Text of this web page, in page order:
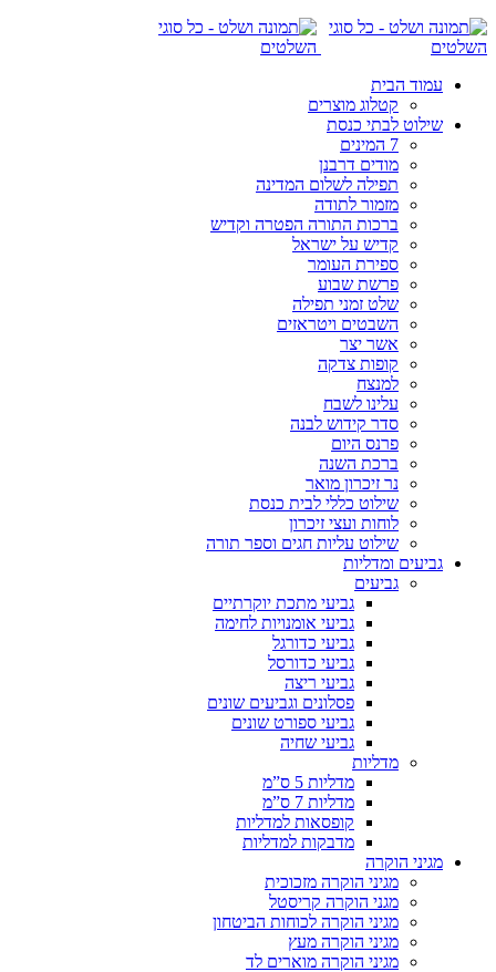
עמוד הבית
קטלוג מוצרים
שילוט לבתי כנסת
7 המינים
מודים דרבנן
תפילה לשלום המדינה
מזמור לתודה
ברכות התורה הפטרה וקדיש
קדיש על ישראל
ספירת העומר
פרשת שבוע
שלט זמני תפילה
השבטים ויטראזים
אשר יצר
קופות צדקה
למנצח
עלינו לשבח
סדר קידוש לבנה
פרנס היום
ברכת השנה
נר זיכרון מואר
שילוט כללי לבית כנסת
לוחות ועצי זיכרון
שילוט עליות חגים וספר תורה
גביעים ומדליות
גביעים
גביעי מתכת יוקרתיים
גביעי אומנויות לחימה
גביעי כדורגל
גביעי כדורסל
גביעי ריצה
פסלונים וגביעים שונים
גביעי ספורט שונים
גביעי שחיה
מדליות
מדליות 5 ס”מ
מדליות 7 ס”מ
קופסאות למדליות
מדבקות למדליות
מגיני הוקרה
מגיני הוקרה מזכוכית
מגני הוקרה קריסטל
מגיני הוקרה לכוחות הביטחון
מגיני הוקרה מעץ
מגיני הוקרה מוארים לד